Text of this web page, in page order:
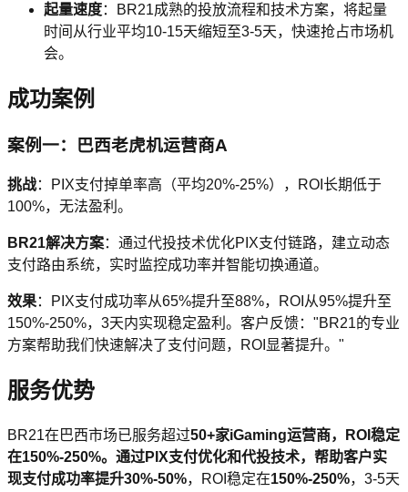
起量速度：BR21成熟的投放流程和技术方案，将起量
时间从行业平均10-15天缩短至3-5天，快速抢占市场机
会。
成功案例
案例一：巴西老虎机运营商A
挑战：PIX支付掉单率高（平均20%-25%），ROI长期低于
100%，无法盈利。
BR21解决方案：通过代投技术优化PIX支付链路，建立动态
支付路由系统，实时监控成功率并智能切换通道。
效果：PIX支付成功率从65%提升至88%，ROI从95%提升至
150%-250%，3天内实现稳定盈利。客户反馈："BR21的专业
方案帮助我们快速解决了支付问题，ROI显著提升。"
服务优势
BR21在巴西市场已服务超过50+家iGaming运营商，ROI稳定
在150%-250%。通过PIX支付优化和代投技术，帮助客户实
现支付成功率提升30%-50%，ROI稳定在150%-250%，3-5天